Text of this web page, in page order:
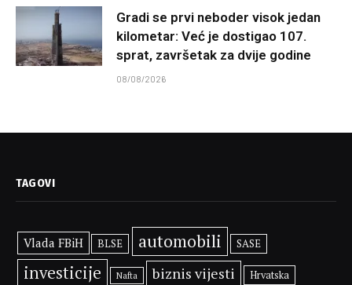
Gradi se prvi neboder visok jedan
kilometar: Već je dostigao 107.
sprat, završetak za dvije godine
08/08/2026
TAGOVI
Vlada FBiH BLSE automobili SASE
investicije Nafta biznis vijesti Hrvatska